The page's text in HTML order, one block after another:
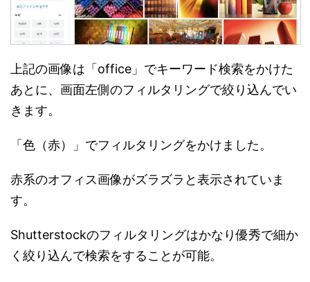
上記の画像は「office」でキーワード検索をかけた
あとに、画面左側のフィルタリングで絞り込んでい
きます。
「色（赤）」でフィルタリングをかけました。
赤系のオフィス画像がズラズラと表示されていま
す。
Shutterstockのフィルタリングはかなり優秀で細か
く絞り込んで検索をすることが可能。